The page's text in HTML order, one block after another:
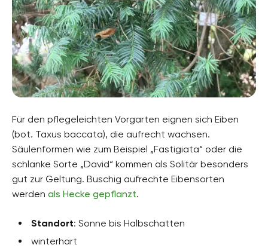
Für den pflegeleichten Vorgarten eignen sich Eiben
(bot. Taxus baccata), die aufrecht wachsen.
Säulenformen wie zum Beispiel „Fastigiata“ oder die
schlanke Sorte „David“ kommen als Solitär besonders
gut zur Geltung. Buschig aufrechte Eibensorten
werden als Hecke gepflanzt.
Standort: Sonne bis Halbschatten
winterhart